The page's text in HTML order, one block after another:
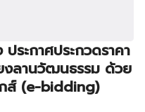
ระกาศประกวดราคา
ลานวัฒนธรรม ด้วย
กส์ (e-bidding)